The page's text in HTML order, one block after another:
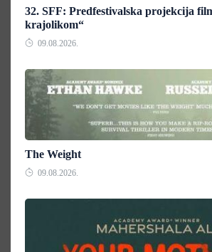
32. SFF: Predfestivalska projekcija
krajolikom“
09.08.2026.
The Weight
09.08.2026.